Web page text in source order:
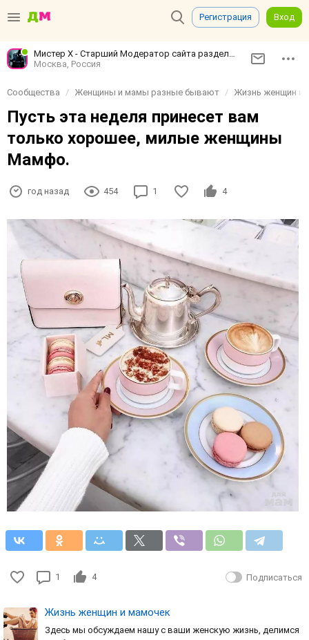
Регистрация Вход
Мистер Х - Старший Модератор сайта разделов Сообщества и Ярмарка Мамфо
Москва, Россия
Сообщества Женщины и мамы разные бывают Жизнь женщин и
Пусть эта неделя принесет вам
только хорошее, милые женщины
Мамфо.
год назад 454 1 4
1 4 Подписаться
Жизнь женщин и мамочек
Здесь мы обсуждаем нашу с ваши женскую жизнь, делимся